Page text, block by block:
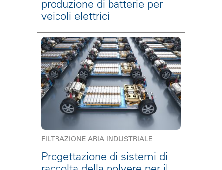
produzione di batterie per
veicoli elettrici
FILTRAZIONE ARIA INDUSTRIALE
Progettazione di sistemi di